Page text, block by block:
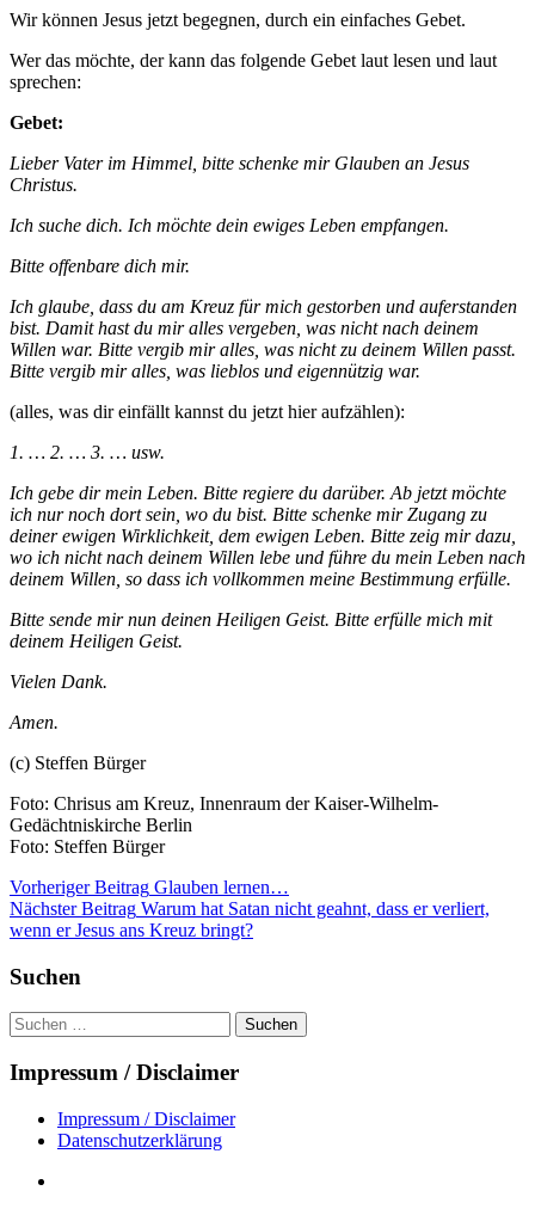
Wir können Jesus jetzt begegnen, durch ein einfaches Gebet.
Wer das möchte, der kann das folgende Gebet laut lesen und laut
sprechen:
Gebet:
Lieber Vater im Himmel, bitte schenke mir Glauben an Jesus
Christus.
Ich suche dich. Ich möchte dein ewiges Leben empfangen.
Bitte offenbare dich mir.
Ich glaube, dass du am Kreuz für mich gestorben und auferstanden
bist. Damit hast du mir alles vergeben, was nicht nach deinem
Willen war. Bitte vergib mir alles, was nicht zu deinem Willen passt.
Bitte vergib mir alles, was lieblos und eigennützig war.
(alles, was dir einfällt kannst du jetzt hier aufzählen):
1. … 2. … 3. … usw.
Ich gebe dir mein Leben. Bitte regiere du darüber. Ab jetzt möchte
ich nur noch dort sein, wo du bist. Bitte schenke mir Zugang zu
deiner ewigen Wirklichkeit, dem ewigen Leben. Bitte zeig mir dazu,
wo ich nicht nach deinem Willen lebe und führe du mein Leben nach
deinem Willen, so dass ich vollkommen meine Bestimmung erfülle.
Bitte sende mir nun deinen Heiligen Geist. Bitte erfülle mich mit
deinem Heiligen Geist.
Vielen Dank.
Amen.
(c) Steffen Bürger
Foto: Chrisus am Kreuz, Innenraum der Kaiser-Wilhelm-
Gedächtniskirche Berlin
Foto: Steffen Bürger
Beitragsnavigation
Vorheriger Beitrag Glauben lernen…
Nächster Beitrag Warum hat Satan nicht geahnt, dass er verliert,
wenn er Jesus ans Kreuz bringt?
Suchen
Suchen
nach:
Impressum / Disclaimer
Impressum / Disclaimer
Datenschutzerklärung